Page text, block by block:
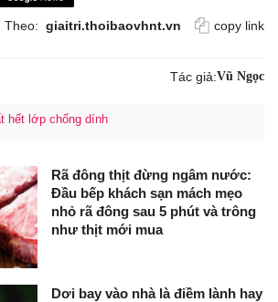
Theo: giaitri.thoibaovhnt.vn copy link
Tác giả:Vũ Ngọc
hết lớp chống dính
Rã đông thịt đừng ngâm nước:
Đầu bếp khách sạn mách mẹo
nhỏ rã đông sau 5 phút và trông
như thịt mới mua
Dơi bay vào nhà là điềm lành hay